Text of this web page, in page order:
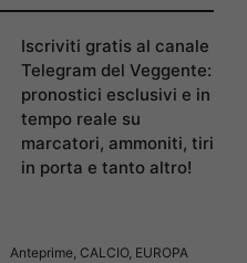
Iscriviti gratis al canale
Telegram del Veggente:
pronostici esclusivi e in
tempo reale su
marcatori, ammoniti, tiri
in porta e tanto altro!
Anteprime, CALCIO, EUROPA